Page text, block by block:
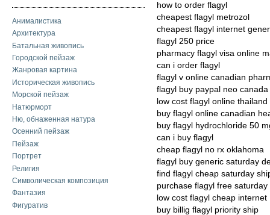
Анималистика
Архитектура
Батальная живопись
Городской пейзаж
Жанровая картина
Историческая живопись
Морской пейзаж
Натюрморт
Ню, обнаженная натура
Осенний пейзаж
Пейзаж
Портрет
Религия
Символическая композиция
Фантазия
Фигуратив
how to order flagyl
cheapest flagyl metrozol
cheapest flagyl internet
flagyl 250 price
pharmacy flagyl visa online
can i order flagyl
flagyl v online canadian
flagyl buy paypal neo canada
low cost flagyl online thailand
buy flagyl online canadian
buy flagyl hydrochloride 50
can i buy flagyl
cheap flagyl no rx oklahoma
flagyl buy generic saturday
find flagyl cheap saturday
purchase flagyl free saturday
low cost flagyl cheap internet
buy billig flagyl priority ship